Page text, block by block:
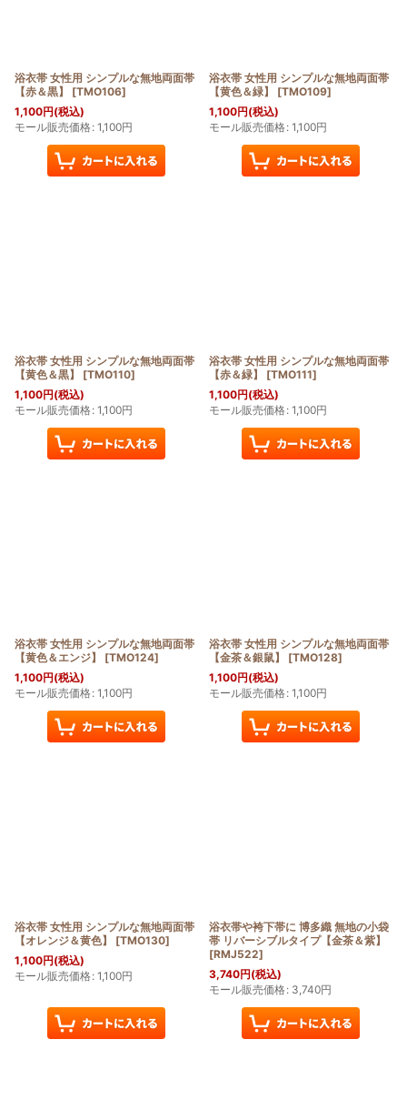
浴衣帯 女性用 シンプルな無地両面帯
【赤＆黒】
[TMO106]
1,100円(税込)
モール販売価格: 1,100円
浴衣帯 女性用 シンプルな無地両面帯
【黄色＆緑】
[TMO109]
1,100円(税込)
モール販売価格: 1,100円
浴衣帯 女性用 シンプルな無地両面帯
【黄色＆黒】
[TMO110]
1,100円(税込)
モール販売価格: 1,100円
浴衣帯 女性用 シンプルな無地両面帯
【赤＆緑】
[TMO111]
1,100円(税込)
モール販売価格: 1,100円
浴衣帯 女性用 シンプルな無地両面帯
【黄色＆エンジ】
[TMO124]
1,100円(税込)
モール販売価格: 1,100円
浴衣帯 女性用 シンプルな無地両面帯
【金茶＆銀鼠】
[TMO128]
1,100円(税込)
モール販売価格: 1,100円
浴衣帯 女性用 シンプルな無地両面帯
【オレンジ＆黄色】
[TMO130]
1,100円(税込)
モール販売価格: 1,100円
浴衣帯や袴下帯に 博多織 無地の小袋
帯 リバーシブルタイプ【金茶＆紫】
[RMJ522]
3,740円(税込)
モール販売価格: 3,740円